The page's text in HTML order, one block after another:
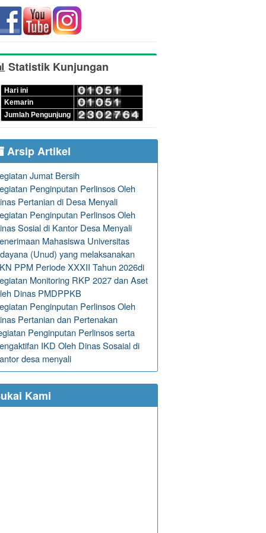
Statistik Kunjungan
Hari ini
Kemarin
Jumlah Pengunjung
Arsip Artikel
Jumat Bersih
Penginputan Perlinsos Oleh
Pertanian di Desa Menyali
Penginputan Perlinsos Oleh
Sosial di Kantor Desa Menyali
Mahasiswa Universitas
(Unud) yang melaksanakan
PPM Periode XXXII Tahun 2026di
Monitoring RKP 2027 dan Aset
Dinas PMDPPKB
Penginputan Perlinsos Oleh
Pertanian dan Pertenakan
Penginputan Perlinsos serta
IKD Oleh Dinas Sosaial di
desa menyali
Kami